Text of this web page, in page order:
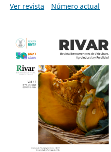
Ver revista
Número actual